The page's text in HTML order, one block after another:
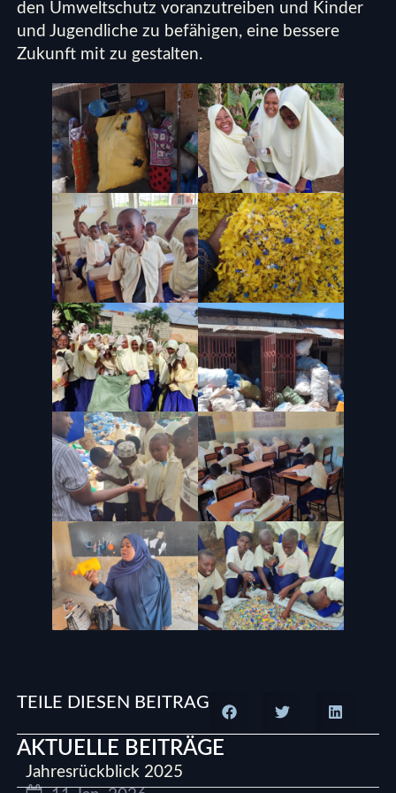
den Umweltschutz voranzutreiben und Kinder
und Jugendliche zu befähigen, eine bessere
Zukunft mit zu gestalten.
TEILE DIESEN BEITRAG
AKTUELLE BEITRÄGE
Jahresrückblick 2025